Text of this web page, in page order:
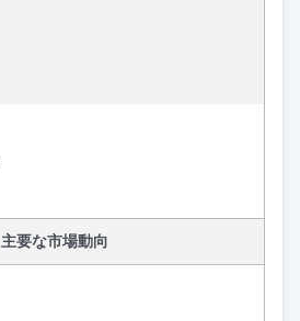
主要な市場動向